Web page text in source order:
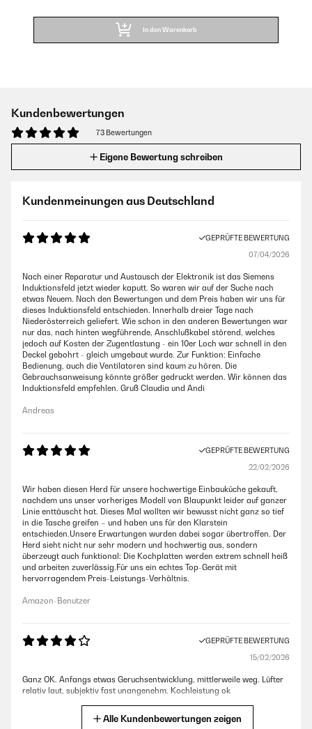
In den Warenkorb
Kundenbewertungen
73 Bewertungen
Eigene Bewertung schreiben
Kundenmeinungen aus Deutschland
GEPRÜFTE BEWERTUNG
07/04/2026
Nach einer Reparatur und Austausch der Elektronik ist das Siemens
Induktionsfeld jetzt wieder kaputt. So waren wir auf der Suche nach
etwas Neuem. Nach den Bewertungen und dem Preis haben wir uns für
dieses Induktionsfeld entschieden. Innerhalb dreier Tage nach
Niederösterreich geliefert. Wie schon in den anderen Bewertungen war
nur das, nach hinten wegführende, Anschlußkabel störend, welches
jedoch auf Kosten der Zugentlastung - ein 10er Loch war schnell in den
Deckel gebohrt - gleich umgebaut wurde. Zur Funktion: Einfache
Bedienung, auch die Ventilatoren sind kaum zu hören. Die
Gebrauchsanweisung könnte größer gedruckt werden. Wir können das
Induktionsfeld empfehlen. Gruß Claudia und Andi
Andreas
GEPRÜFTE BEWERTUNG
22/02/2026
Wir haben diesen Herd für unsere hochwertige Einbauküche gekauft,
nachdem uns unser vorheriges Modell von Blaupunkt leider auf ganzer
Linie enttäuscht hat. Dieses Mal wollten wir bewusst nicht ganz so tief
in die Tasche greifen – und haben uns für den Klarstein
entschieden.Unsere Erwartungen wurden dabei sogar übertroffen. Der
Herd sieht nicht nur sehr modern und hochwertig aus, sondern
überzeugt auch funktional: Die Kochplatten werden extrem schnell heiß
und arbeiten zuverlässig.Für uns ein echtes Top-Gerät mit
hervorragendem Preis-Leistungs-Verhältnis.
Amazon-Benutzer
GEPRÜFTE BEWERTUNG
15/02/2026
Ganz OK. Anfangs etwas Geruchsentwicklung, mittlerweile weg. Lüfter
relativ laut, subjektiv fast unangenehm. Kochleistung ok
Alle Kundenbewertungen zeigen